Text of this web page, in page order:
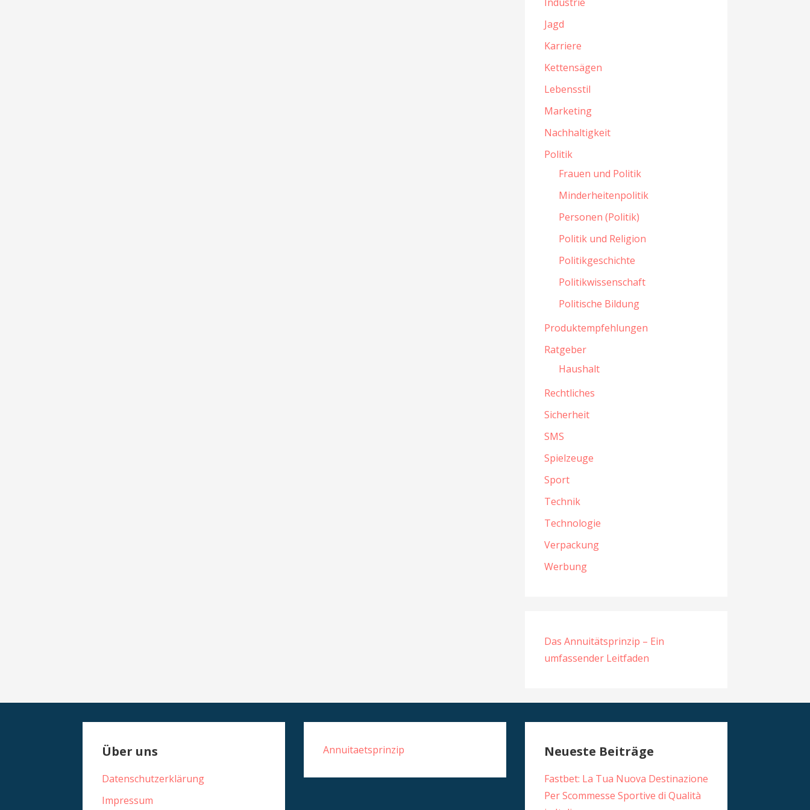
Jagd
Karriere
Kettensägen
Lebensstil
Marketing
Nachhaltigkeit
Politik
Frauen und Politik
Minderheitenpolitik
Personen (Politik)
Politik und Religion
Politikgeschichte
Politikwissenschaft
Politische Bildung
Produktempfehlungen
Ratgeber
Haushalt
Rechtliches
Sicherheit
SMS
Spielzeuge
Sport
Technik
Technologie
Verpackung
Werbung
Das Annuitätsprinzip – Ein
umfassender Leitfaden
Über uns
Datenschutzerklärung
Impressum
Annuitaetsprinzip Neueste Beiträge
Fastbet: La Tua Nuova Destinazione
Per Scommesse Sportive di Qualità